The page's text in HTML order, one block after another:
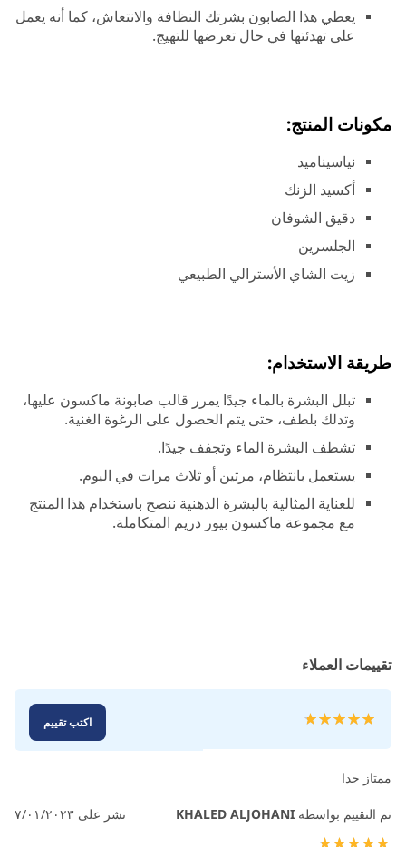
يعطي هذا الصابون بشرتك النظافة والانتعاش، كما أنه يعمل
على تهدئتها في حال تعرضها للتهيج.
مكونات المنتج:
نياسيناميد
أكسيد الزنك
دقيق الشوفان
الجلسرين
زيت الشاي الأسترالي الطبيعي
طريقة الاستخدام:
تبلل البشرة بالماء جيدًا يمرر قالب صابونة ماكسون عليها،
وتدلك بلطف، حتى يتم الحصول على الرغوة الغنية.
تشطف البشرة الماء وتجفف جيدًا.
يستعمل بانتظام، مرتين أو ثلاث مرات في اليوم.
للعناية المثالية بالبشرة الدهنية ننصح باستخدام هذا المنتج
مع مجموعة ماكسون بيور دريم المتكاملة.
تقييمات العملاء
تقييم:
اكتب تقييم
ممتاز جدا
تم التقييم بواسطة KHALED ALJOHANI نشر على ٧/٠١/٢٠٢٣